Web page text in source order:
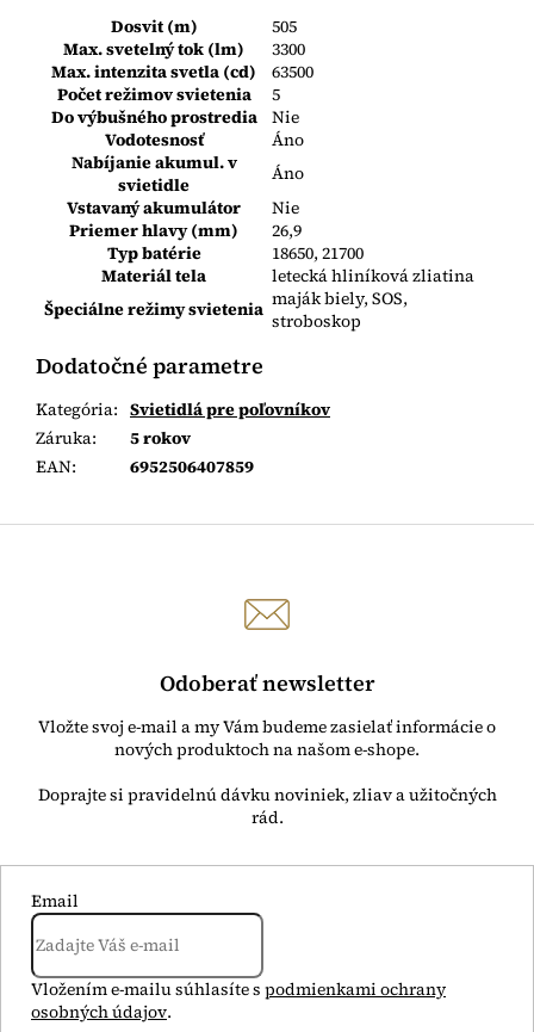
Dosvit (m)
505
Max. svetelný tok (lm)
3300
Max. intenzita svetla (cd)
63500
Počet režimov svietenia
5
Do výbušného prostredia
Nie
Vodotesnosť
Áno
Nabíjanie akumul. v
svietidle
Áno
Vstavaný akumulátor
Nie
Priemer hlavy (mm)
26,9
Typ batérie
18650, 21700
Materiál tela
letecká hliníková zliatina
Špeciálne režimy svietenia maják biely, SOS,
stroboskop
Dodatočné parametre
Kategória: Svietidlá pre poľovníkov
Záruka:
5 rokov
EAN: 6952506407859
Odoberať newsletter
Vložte svoj e-mail a my Vám budeme zasielať informácie o
nových produktoch na našom e-shope.
Email
Vložením e-mailu súhlasíte s podmienkami ochrany
osobných údajov.